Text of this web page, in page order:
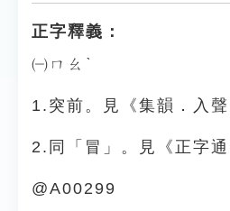
正字釋義：
㈠ㄇㄠˋ
1.突前。見《集韻．入聲
2.同「冒」。見《正字通
@A00299